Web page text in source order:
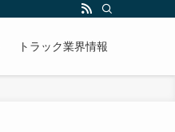
トラック業界情報